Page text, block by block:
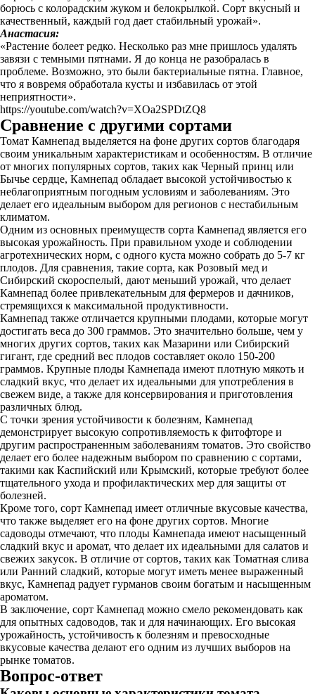
борюсь с колорадским жуком и белокрылкой. Сорт вкусный и
качественный, каждый год дает стабильный урожай».
Анастасия:
«Растение болеет редко. Несколько раз мне пришлось удалять
завязи с темными пятнами. Я до конца не разобралась в
проблеме. Возможно, это были бактериальные пятна. Главное,
что я вовремя обработала кусты и избавилась от этой
неприятности».
https://youtube.com/watch?v=XOa2SPDtZQ8
Сравнение с другими сортами
Томат Камнепад выделяется на фоне других сортов благодаря
своим уникальным характеристикам и особенностям. В отличие
от многих популярных сортов, таких как Черный принц или
Бычье сердце, Камнепад обладает высокой устойчивостью к
неблагоприятным погодным условиям и заболеваниям. Это
делает его идеальным выбором для регионов с нестабильным
климатом.
Одним из основных преимуществ сорта Камнепад является его
высокая урожайность. При правильном уходе и соблюдении
агротехнических норм, с одного куста можно собрать до 5-7 кг
плодов. Для сравнения, такие сорта, как Розовый мед и
Сибирский скороспелый, дают меньший урожай, что делает
Камнепад более привлекательным для фермеров и дачников,
стремящихся к максимальной продуктивности.
Камнепад также отличается крупными плодами, которые могут
достигать веса до 300 граммов. Это значительно больше, чем у
многих других сортов, таких как Мазарини или Сибирский
гигант, где средний вес плодов составляет около 150-200
граммов. Крупные плоды Камнепада имеют плотную мякоть и
сладкий вкус, что делает их идеальными для употребления в
свежем виде, а также для консервирования и приготовления
различных блюд.
С точки зрения устойчивости к болезням, Камнепад
демонстрирует высокую сопротивляемость к фитофторе и
другим распространенным заболеваниям томатов. Это свойство
делает его более надежным выбором по сравнению с сортами,
такими как Каспийский или Крымский, которые требуют более
тщательного ухода и профилактических мер для защиты от
болезней.
Кроме того, сорт Камнепад имеет отличные вкусовые качества,
что также выделяет его на фоне других сортов. Многие
садоводы отмечают, что плоды Камнепада имеют насыщенный
сладкий вкус и аромат, что делает их идеальными для салатов и
свежих закусок. В отличие от сортов, таких как Томатная слива
или Ранний сладкий, которые могут иметь менее выраженный
вкус, Камнепад радует гурманов своим богатым и насыщенным
ароматом.
В заключение, сорт Камнепад можно смело рекомендовать как
для опытных садоводов, так и для начинающих. Его высокая
урожайность, устойчивость к болезням и превосходные
вкусовые качества делают его одним из лучших выборов на
рынке томатов.
Вопрос-ответ